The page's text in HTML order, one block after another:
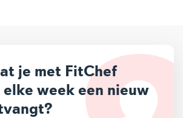
je met FitChef
elke week een nieuw